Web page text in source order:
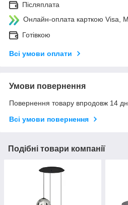
Післяплата
Онлайн-оплата карткою Visa,
Готівкою
Всі умови оплати
Умови повернення
Повернення товару впродовж 14
Всі умови повернення
Подібні товари компанії